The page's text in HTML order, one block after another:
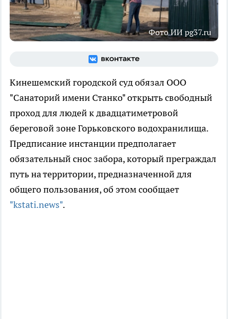
Фото ИИ pg37.ru
Кинешемский городской суд обязал ООО
"Санаторий имени Станко" открыть свободный
проход для людей к двадцатиметровой
береговой зоне Горьковского водохранилища.
Предписание инстанции предполагает
обязательный снос забора, который преграждал
путь на территории, предназначенной для
общего пользования, об этом сообщает
"kstati.news".